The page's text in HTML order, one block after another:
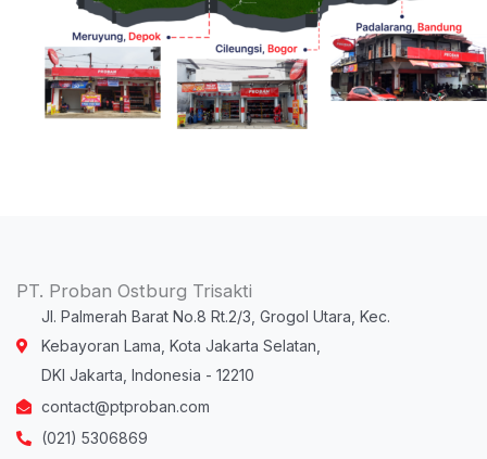
PT. Proban Ostburg Trisakti
Jl. Palmerah Barat No.8 Rt.2/3, Grogol Utara, Kec.
Kebayoran Lama, Kota Jakarta Selatan,
DKI Jakarta, Indonesia - 12210
contact@ptproban.com
(021) 5306869